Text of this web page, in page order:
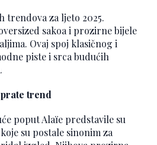
trendova za ljeto 2025.
sakoa i prozirne bijele
Ovaj spoj klasičnog i
piste i srca budućih
trend
poput Alaïe predstavile su
su postale sinonim za